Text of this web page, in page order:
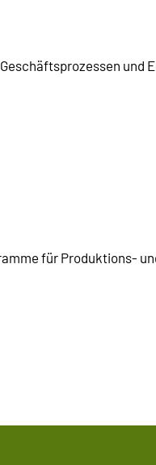
und
für Produktions-